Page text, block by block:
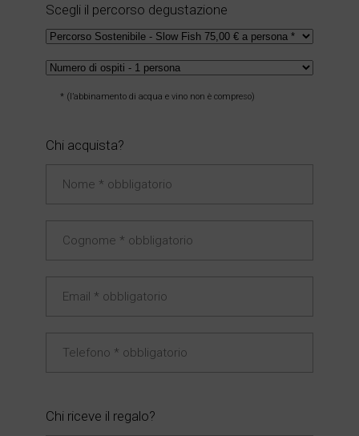
Scegli il percorso degustazione
* (l’abbinamento di acqua e vino non è compreso)
Chi acquista?
Chi riceve il regalo?